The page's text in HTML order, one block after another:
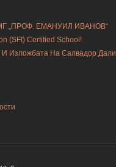
„ПРОФ. ЕМАНУИЛ ИВАНОВ“
(SFI) Certified School!
И Изложбата На Салвадор Дали